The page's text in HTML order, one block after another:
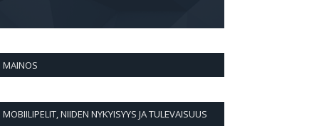
MAINOS
MOBIILIPELIT, NIIDEN NYKYISYYS JA TULEVAISUUS